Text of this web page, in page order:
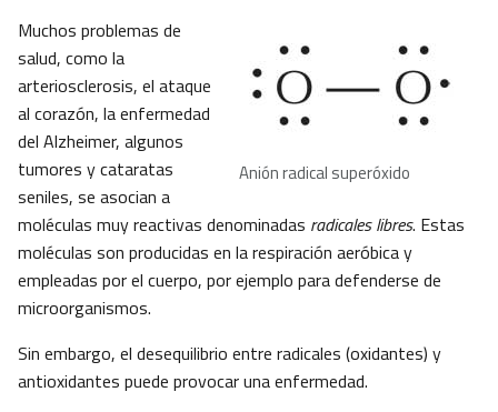
Anión radical superóxido
Muchos problemas de
salud, como la
arteriosclerosis, el ataque
al corazón, la enfermedad
del Alzheimer, algunos
tumores y cataratas
seniles, se asocian a
moléculas muy reactivas denominadas radicales libres. Estas
moléculas son producidas en la respiración aeróbica y
empleadas por el cuerpo, por ejemplo para defenderse de
microorganismos.
Sin embargo, el desequilibrio entre radicales (oxidantes) y
antioxidantes puede provocar una enfermedad.